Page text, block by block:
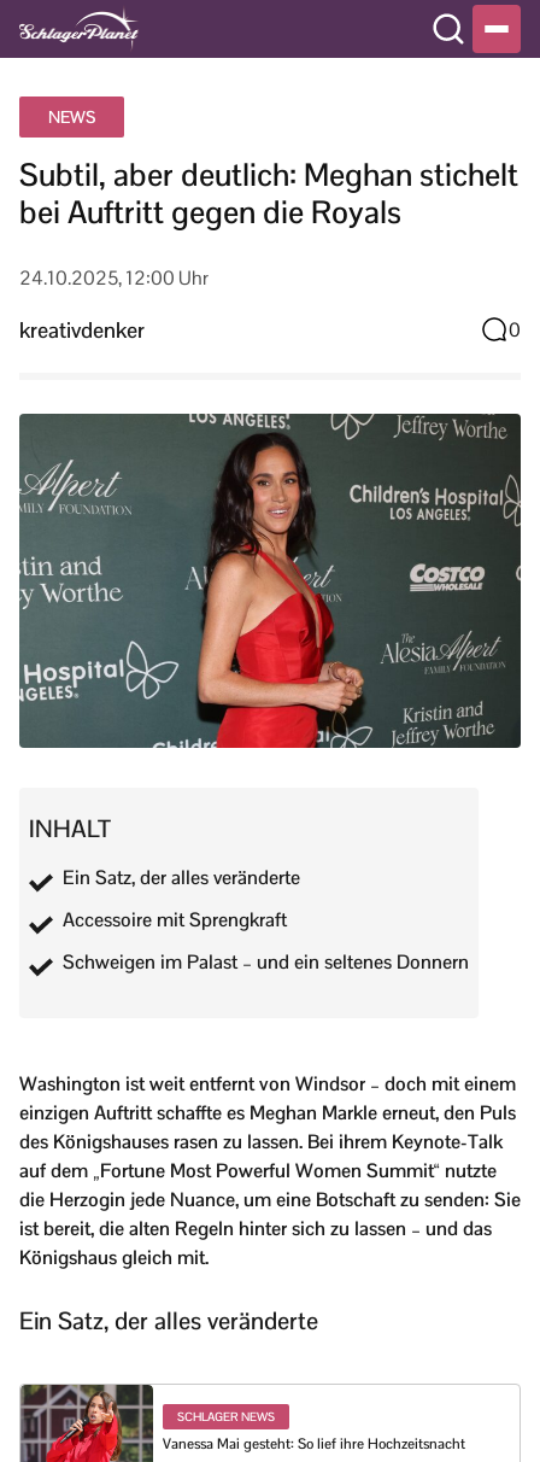
NEWS
Subtil, aber deutlich: Meghan stichelt
bei Auftritt gegen die Royals
24.10.2025, 12:00 Uhr
kreativdenker 0
INHALT
Ein Satz, der alles veränderte
Accessoire mit Sprengkraft
Schweigen im Palast – und ein seltenes Donnern
Washington ist weit entfernt von Windsor – doch mit einem
einzigen Auftritt schaffte es Meghan Markle erneut, den Puls
des Königshauses rasen zu lassen. Bei ihrem Keynote-Talk
auf dem „Fortune Most Powerful Women Summit“ nutzte
die Herzogin jede Nuance, um eine Botschaft zu senden: Sie
ist bereit, die alten Regeln hinter sich zu lassen – und das
Königshaus gleich mit.
Ein Satz, der alles veränderte
SCHLAGER NEWS
Vanessa Mai gesteht: So lief ihre Hochzeitsnacht